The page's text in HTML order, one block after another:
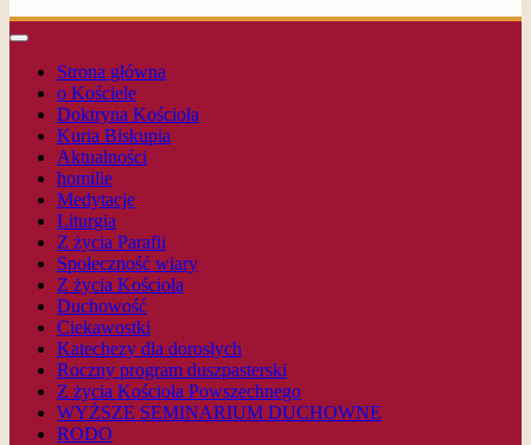
Strona główna
o Kościele
Doktryna Kościoła
Kuria Biskupia
Aktualności
homilie
Medytacje
Liturgia
Z życia Parafii
Społeczność wiary
Z życia Kościoła
Duchowość
Ciekawostki
Katechezy dla dorosłych
Roczny program duszpasterski
Z życia Kościoła Powszechnego
WYŻSZE SEMINARIUM DUCHOWNE
RODO